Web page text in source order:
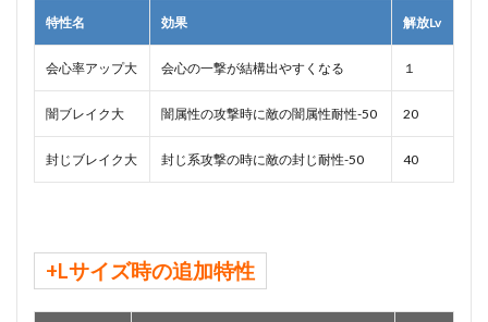
特性名 効果 解放Lv
会心率アップ大 会心の一撃が結構出やすくなる １
闇ブレイク大 闇属性の攻撃時に敵の闇属性耐性-50 20
封じブレイク大 封じ系攻撃の時に敵の封じ耐性-50 40
+Lサイズ時の追加特性